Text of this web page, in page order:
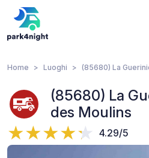
Home Luoghi (85680) La
(85680) La
des Moulins
4.29/5